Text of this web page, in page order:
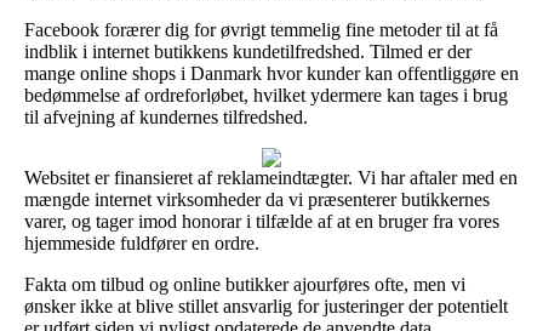
Facebook forærer dig for øvrigt temmelig fine metoder til at få
indblik i internet butikkens kundetilfredshed. Tilmed er der
mange online shops i Danmark hvor kunder kan offentliggøre en
bedømmelse af ordreforløbet, hvilket ydermere kan tages i brug
til afvejning af kundernes tilfredshed.
Websitet er finansieret af reklameindtægter. Vi har aftaler med en
mængde internet virksomheder da vi præsenterer butikkernes
varer, og tager imod honorar i tilfælde af at en bruger fra vores
hjemmeside fuldfører en ordre.
Fakta om tilbud og online butikker ajourføres ofte, men vi
ønsker ikke at blive stillet ansvarlig for justeringer der potentielt